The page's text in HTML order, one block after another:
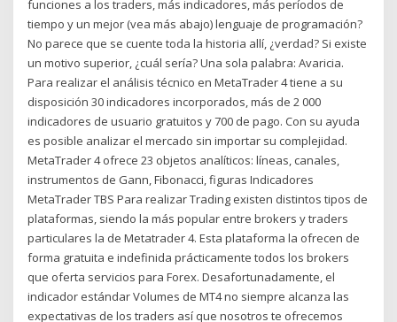
funciones a los traders, más indicadores, más períodos de
tiempo y un mejor (vea más abajo) lenguaje de programación?
No parece que se cuente toda la historia allí, ¿verdad? Si existe
un motivo superior, ¿cuál sería? Una sola palabra: Avaricia.
Para realizar el análisis técnico en MetaTrader 4 tiene a su
disposición 30 indicadores incorporados, más de 2 000
indicadores de usuario gratuitos y 700 de pago. Con su ayuda
es posible analizar el mercado sin importar su complejidad.
MetaTrader 4 ofrece 23 objetos analíticos: líneas, canales,
instrumentos de Gann, Fibonacci, figuras Indicadores
MetaTrader TBS Para realizar Trading existen distintos tipos de
plataformas, siendo la más popular entre brokers y traders
particulares la de Metatrader 4. Esta plataforma la ofrecen de
forma gratuita e indefinida prácticamente todos los brokers
que oferta servicios para Forex. Desafortunadamente, el
indicador estándar Volumes de MT4 no siempre alcanza las
expectativas de los traders así que nosotros te ofrecemos